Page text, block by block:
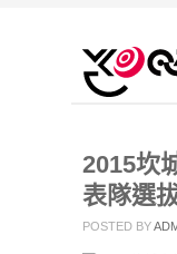
2015坎
表隊選
POSTED BY